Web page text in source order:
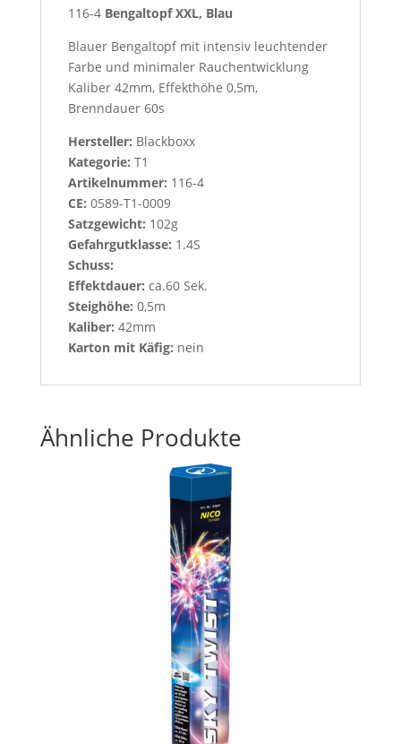
116-4 Bengaltopf XXL, Blau
Blauer Bengaltopf mit intensiv leuchtender
Farbe und minimaler Rauchentwicklung
Kaliber 42mm, Effekthöhe 0,5m,
Brenndauer 60s
Hersteller: Blackboxx
Kategorie: T1
Artikelnummer: 116-4
CE: 0589-T1-0009
Satzgewicht: 102g
Gefahrgutklasse: 1.4S
Schuss:
Effektdauer: ca.60 Sek.
Steighöhe: 0,5m
Kaliber: 42mm
Karton mit Käfig: nein
Ähnliche Produkte